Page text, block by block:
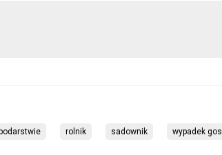
rolnik sadownik wypadek